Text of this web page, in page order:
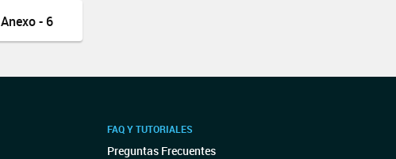
Anexo - 6
FAQ Y TUTORIALES
Preguntas Frecuentes